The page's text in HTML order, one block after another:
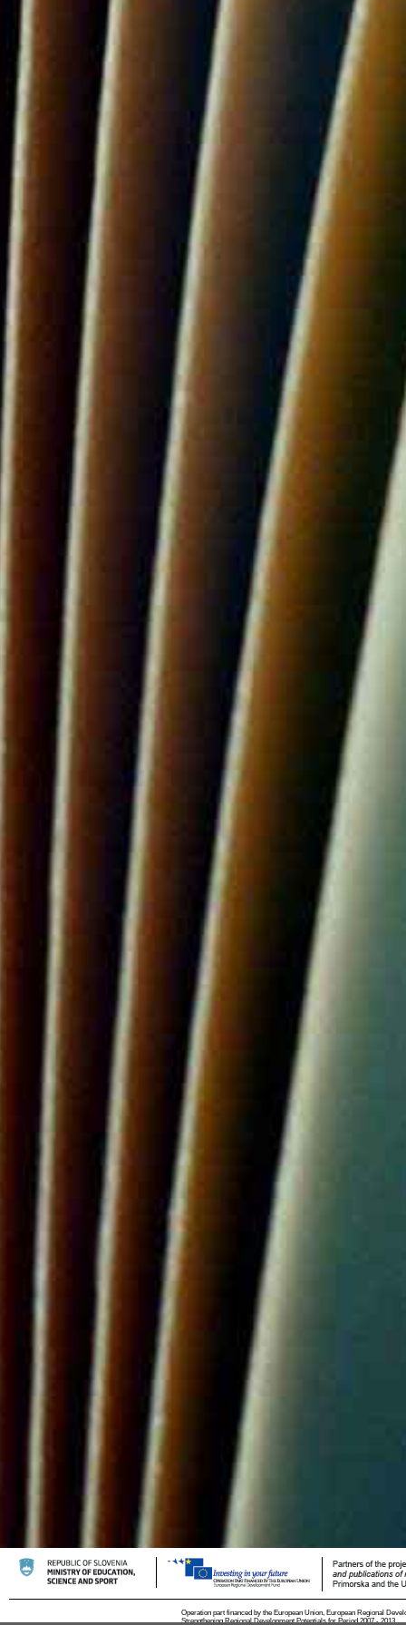
Operation part financed by the European Union, European Regional
Strengthening Regional Development Potentials for Period 2007 - 2013.